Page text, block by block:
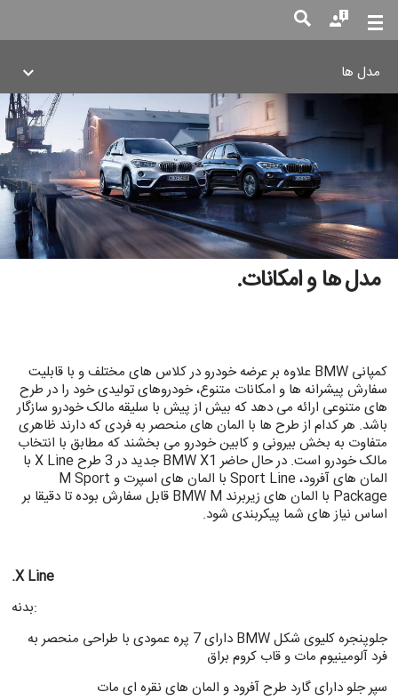
جست
مدل ها
مدل ها و امکانات.
کمپانی BMW علاوه بر عرضه خودرو در کلاس های مختلف و با قابلیت
سفارش پیشرانه ها و امکانات متنوع، خودروهای تولیدی خود را در طرح
های متنوعی ارائه می دهد که بیش از پیش با سلیقه مالک خودرو سازگار
باشد. هر کدام از طرح ها با المان های منحصر به فردی که دارند ظاهری
متفاوت به بخش بیرونی و کابین خودرو می بخشند که مطابق با انتخاب
مالک خودرو است. در حال حاضر BMW X1 جدید در 3 طرح X Line با
المان های آفرود، Sport Line با المان های اسپرت و M Sport
Package با المان های زیربرند BMW M قابل سفارش بوده تا دقیقا بر
اساس نیاز های شما پیکربندی شود.
.X Line
بدنه:
جلوپنجره کلیوی شکل BMW دارای 7 پره عمودی با طراحی منحصر به
فرد آلومینیوم مات و قاب کروم براق
سپر جلو دارای گارد طرح آفرود و المان های نقره ای مات